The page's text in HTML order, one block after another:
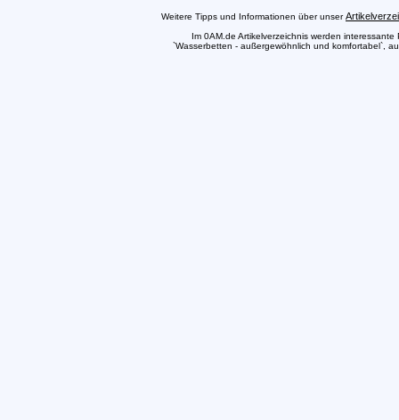
Weitere Tipps und Informationen über unser
Im 0AM.de Artikelverzeichnis werden
`Wasserbetten - außergewöhnlich und komfortabel`,